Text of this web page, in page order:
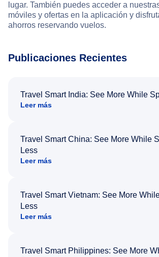
lugar. También puedes acceder a
móviles y ofertas en la aplicación y
ahorros reservando vuelos.
Publicaciones Recientes
Travel Smart India: See More While
Leer más
Travel Smart China: See More While
Less
Leer más
Travel Smart Vietnam: See More
Less
Leer más
Travel Smart Philippines: See More